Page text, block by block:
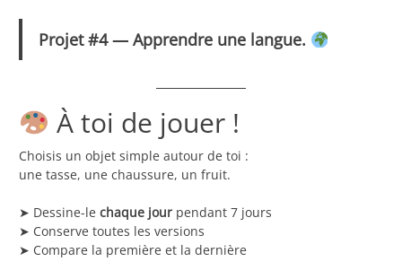
Projet #4 — Apprendre une langue.
À toi de jouer !
Choisis un objet simple autour de toi :
une tasse, une chaussure, un fruit.
➤ Dessine-le chaque jour pendant 7 jours
➤ Conserve toutes les versions
➤ Compare la première et la dernière